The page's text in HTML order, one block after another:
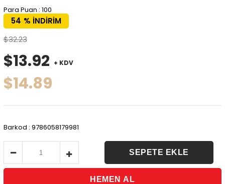
Para Puan : 100
%
54
İNDIRIM
$32.23
$13.92 + KDV
$14.89
Barkod : 9786058179981